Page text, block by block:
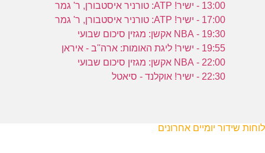
13:00 - ישיר! ATP: טורניר איסטבורן, ר' גמר
17:00 - ישיר! ATP: טורניר איסטבורן, ר' גמר
19:30 - NBA אקשן: מגזין סיכום שבועי
19:55 - ישיר! ליגת האומות: ארה''ב - איראן
22:00 - NBA אקשן: מגזין סיכום שבועי
22:30 - ישיר! אוקלנד - סיאטל
לוחות שידור יומיים אחרונים